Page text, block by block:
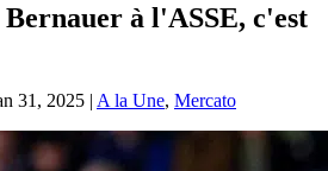
à l'ASSE, c'est
31, 2025 | A la Une, Mercato